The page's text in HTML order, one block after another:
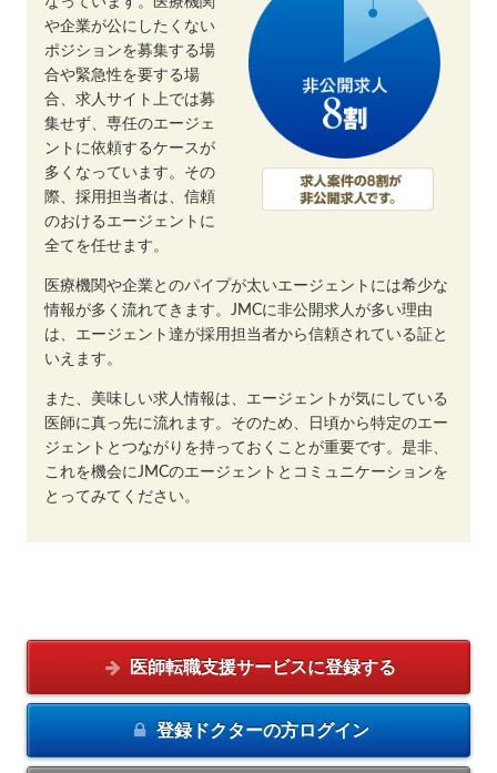
や企業が公にしたくない
ポジションを募集する場
合や緊急性を要する場
合、求人サイト上では募
集せず、専任のエージェ
ントに依頼するケースが
多くなっています。その
際、採用担当者は、信頼
のおけるエージェントに
全てを任せます。
医療機関や企業とのパイプが太いエージェントには希少な
情報が多く流れてきます。JMCに非公開求人が多い理由
は、エージェント達が採用担当者から信頼されている証と
いえます。
また、美味しい求人情報は、エージェントが気にしている
医師に真っ先に流れます。そのため、日頃から特定のエー
ジェントとつながりを持っておくことが重要です。是非、
これを機会にJMCのエージェントとコミュニケーションを
とってみてください。
医師転職支援サービスに登録する
登録ドクターの方ログイン